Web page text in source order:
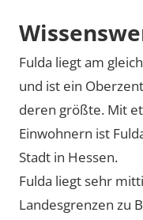
Fulda liegt am
und ist ein
deren größte. Mit
Einwohnern ist
Stadt in Hessen.
Fulda liegt sehr
Landesgrenzen zu